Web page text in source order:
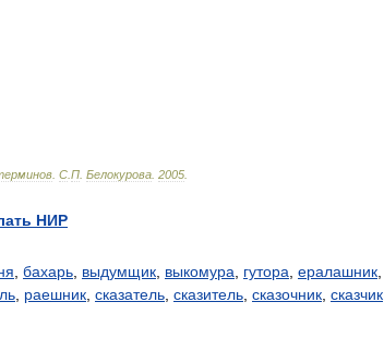
С П Белокурова 2005
НИР
бахарь выдумщик выкомура гутора ералашник
раешник сказатель сказитель сказочник сказчик